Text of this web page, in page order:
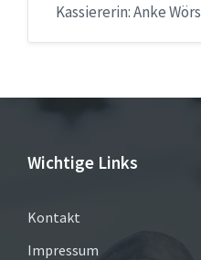
Kassiererin: Anke
Wichtige Links
Kontakt
Impressum